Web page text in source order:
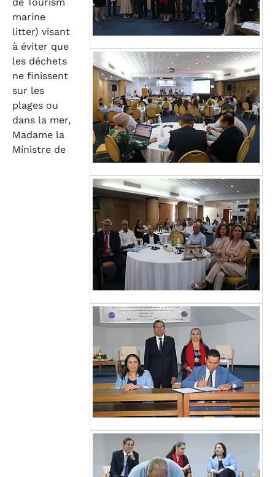
marine
litter) visant
à éviter que
les déchets
ne finissent
sur les
plages ou
dans la mer,
Madame la
Ministre de